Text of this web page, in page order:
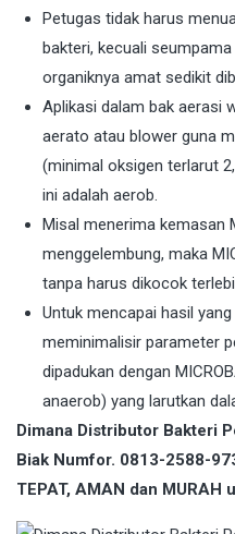
Petugas tidak harus
bakteri, kecuali
organiknya amat sedikit
Aplikasi dalam bak aerasi
aerato atau blower guna
(minimal oksigen terlarut
ini adalah aerob.
Misal menerima kemasan
menggelembung, maka
tanpa harus dikocok
Untuk mencapai hasil
meminimalisir parameter
dipadukan dengan
anaerob) yang larutkan
Dimana Distributor Bakteri
Biak Numfor. 0813-2588-
TEPAT, AMAN dan MURAH